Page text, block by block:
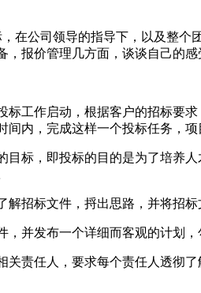
在公司领导的指导下，以及整
报价管理几方面，谈谈自己的感
标工作启动，根据客户的招标要
间内，完成这样一个投标任务，
目标，即投标的目的是为了培养
解招标文件，捋出思路，并将招
，并发布一个详细而客观的计划
关责任人，要求每个责任人透彻